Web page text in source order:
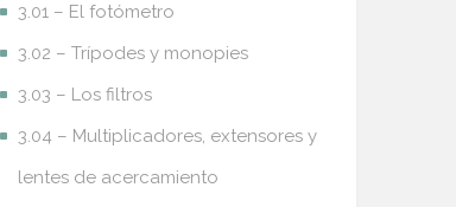
3.01 – El fotómetro
3.02 – Trípodes y monopies
3.03 – Los filtros
3.04 – Multiplicadores, extensores y
lentes de acercamiento